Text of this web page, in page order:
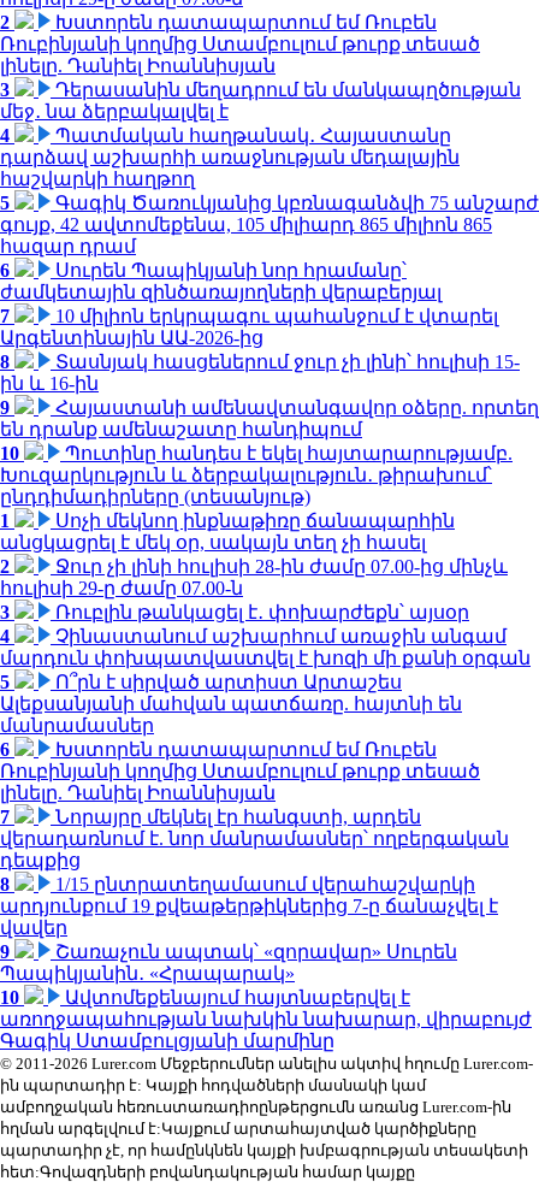
2
Խստորեն դատապարտում եմ Ռուբեն
Ռուբինյանի կողմից Ստամբուլում թուրք տեսած
լինելը. Դանիել Իոաննիսյան
3
Դերասանին մեղադրում են մանկապղծության
մեջ․ նա ձերբակալվել է
4
Պատմական հաղթանակ․ Հայաստանը
դարձավ աշխարհի առաջնության մեդալային
հաշվարկի հաղթող
5
Գագիկ Ծառուկյանից կբռնագանձվի 75 անշարժ
գույք, 42 ավտոմեքենա, 105 միլիարդ 865 միլիոն 865
հազար դրամ
6
Սուրեն Պապիկյանի նոր հրամանը՝
ժամկետային զինծառայողների վերաբերյալ
7
10 միլիոն երկրպագու պահանջում է վտարել
Արգենտինային ԱԱ-2026-ից
8
Տասնյակ հասցեներում ջուր չի լինի՝ հուլիսի 15-
ին և 16-ին
9
Հայաստանի ամենավտանգավոր օձերը. որտեղ
են դրանք ամենաշատը հանդիպում
10
Պուտինը հանդես է եկել հայտարարությամբ.
Խուզարկություն և ձերբակալություն․ թիրախում՝
ընդդիմադիրները (տեսանյութ)
1
Սոչի մեկնող ինքնաթիռը ճանապարհին
անցկացրել է մեկ օր, սակայն տեղ չի հասել
2
Ջուր չի լինի հուլիսի 28-ին ժամը 07.00-ից մինչև
հուլիսի 29-ը ժամը 07.00-ն
3
Ռուբլին թանկացել է․ փոխարժեքն՝ այսօր
4
Չինաստանում աշխարհում առաջին անգամ
մարդուն փոխպատվաստվել է խոզի մի քանի օրգան
5
Ո՞րն է սիրված արտիստ Արտաշես
Ալեքսանյանի մահվան պատճառը. հայտնի են
մանրամասներ
6
Խստորեն դատապարտում եմ Ռուբեն
Ռուբինյանի կողմից Ստամբուլում թուրք տեսած
լինելը. Դանիել Իոաննիսյան
7
Նորայրը մեկնել էր հանգստի, արդեն
վերադառնում է. նոր մանրամասներ՝ ողբերգական
դեպքից
8
1/15 ընտրատեղամասում վերահաշվարկի
արդյունքում 19 քվեաթերթիկներից 7-ը ճանաչվել է
վավեր
9
Շառաչուն ապտակ՝ «զորավար» Սուրեն
Պապիկյանին․ «Հրապարակ»
10
Ավտոմեքենայում հայտնաբերվել է
առողջապահության նախկին նախարար, վիրաբույժ
Գագիկ Ստամբուլցյանի մարմինը
© 2011-2026 Lurer.com Մեջբերումներ անելիս ակտիվ հղումը Lurer.com-
ին պարտադիր է: Կայքի հոդվածների մասնակի կամ
ամբողջական հեռուստառադիոընթերցումն առանց Lurer.com-ին
հղման արգելվում է:Կայքում արտահայտված կարծիքները
պարտադիր չէ, որ համընկնեն կայքի խմբագրության տեսակետի
հետ:Գովազդների բովանդակության համար կայքը